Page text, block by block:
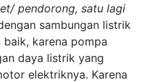
pendorong, satu lagi
sambungan listrik
karena pompa
daya listrik yang
elektriknya. Karena